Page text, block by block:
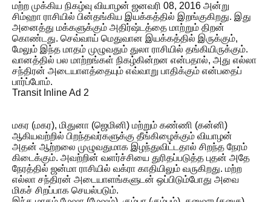
மற்ற முக்கிய நிகழ்வு வியாழன் ஜனவரி 08, 2016 அன்று
சிம்ஹா ராசியில் பின்தங்கிய இயக்கத்தில் இறங்குகிறது. இது
அனைத்து மக்களுக்கும் அதிர்ஷ்டத்தை மாற்றும் திறன்
கொண்டது. செவ்வாய் மெதுவான இயக்கத்தில் இருக்கும்,
மேலும் இந்த மாதம் முழுவதும் துலா ராசியில் தங்கியிருக்கும்.
வானத்தில் பல மாற்றங்கள் நிகழ்கின்றன என்பதால், அது எல்லா
சந்திரன் அடையாளத்தையும் எவ்வாறு பாதிக்கும் என்பதைப்
பார்ப்போம்.
Transit Inline Ad 2
மகர (மகர), மிதுனா (ஜெமினி) மற்றும் கண்ணி (கன்னி)
ஆகியவற்றில் பிறந்தவர்களுக்கு தீங்கிழைக்கும் வியாழன்
அதன் ஆற்றலை முழுவதுமாக இழந்துவிட்டதால் சிறந்த நேரம்
கிடைக்கும். அவற்றின் வளர்ச்சியை துரிதப்படுத்த புதன் அதே
நேரத்தில் ஜன்மா ராசியில் வக்ரா காதியிலும் வருகிறது. மற்ற
எல்லா சந்திரன் அடையாளங்களுடன் ஒப்பிடும்போது அவை
மிகச் சிறப்பாக செயல்படும்.